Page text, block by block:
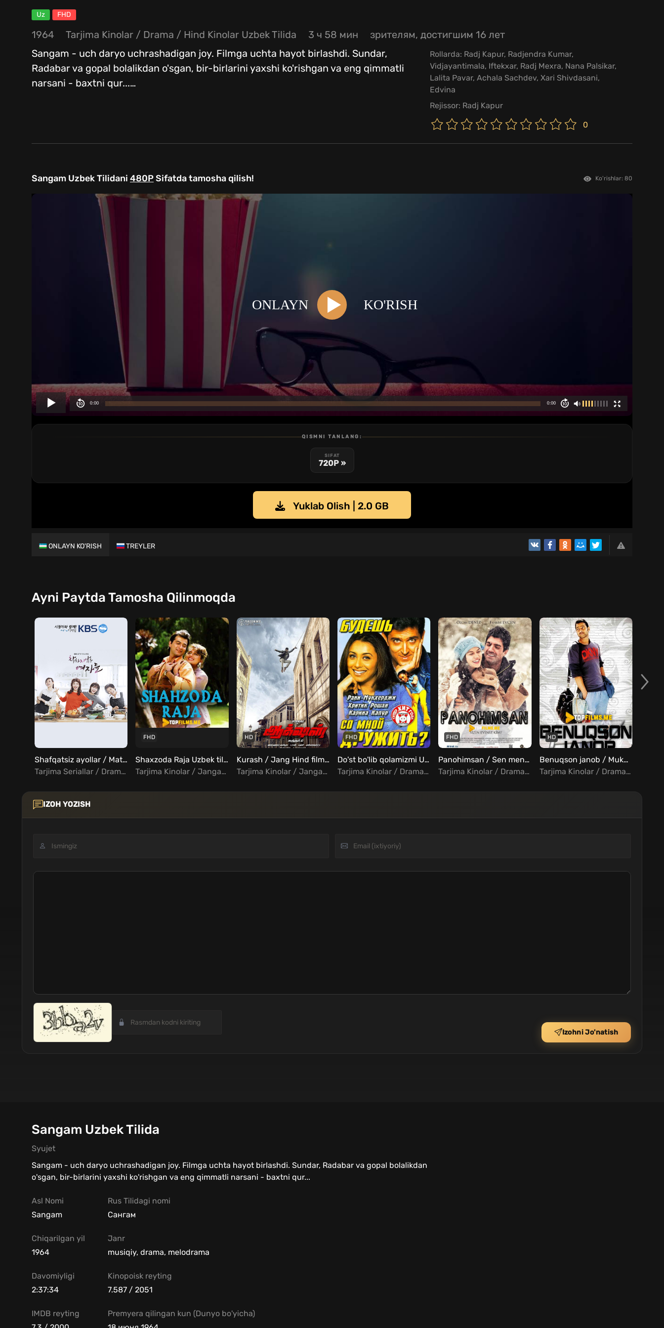
Uz FHD
1964 Tarjima Kinolar / Drama / Hind Kinolar Uzbek Tilida 3 ч 58 мин
зрителям, достигшим 16 лет
Sangam - uch daryo uchrashadigan joy. Filmga uchta hayot birlashdi. Sundar,
Radabar va gopal bolalikdan o'sgan, bir-birlarini yaxshi ko'rishgan va eng qimmatli
narsani - baxtni qur...…
Rollarda: Radj Kapur, Radjendra Kumar,
Vidjayantimala, Iftekxar, Radj Mexra, Nana Palsikar,
Lalita Pavar, Achala Sachdev, Xari Shivdasani,
Edvina
Rejissor: Radj Kapur
0
Sangam Uzbek Tilidani 480PSifatda tamosha qilish! Ko'rishlar: 80
QISMNI TANLANG:
SIFAT
720P »
Yuklab Olish | 2.0 GB
ONLAYN KO'RISH TREYLER
Ayni Paytda Tamosha Qilinmoqda
Shafqatsiz ayollar / Matonatli Ayollar 1, 2, 3, 4, 5 ... 20, 21, 22, 23, 24 qismlar Uzbek Tilida
Tarjima Seriallar / Drama / Melodrama / Xorij Seriallar Uzbek Tilida
FHD
Shaxzoda Raja Uzbek tilida
Tarjima Kinolar / Jangari / Drama / Melodrama / Hind Kinolar Uzbek Tilida
HD
Kurash / Jang Hind film Uzbek tilida
Tarjima Kinolar / Jangari / Sarguzasht / Hind Kinolar Uzbek Tilida
FHD
Do'st bo'lib qolamizmi Uzbek Tilida
Tarjima Kinolar / Drama / Komediya / Melodrama / Oilaviy / Hind Kinolar Uzbek Tilida
FHD
Panohimsan / Sen mening uyimsan Uzbek tilida
Tarjima Kinolar / Drama / Melodrama / Turk Kinolar Uzbek Tilida
HD
Benuqson janob / Mukammal janob Uzbek tilida
Tarjima Kinolar / Drama / Melodrama / Hind Kinolar Uzbek Tilida
IZOH YOZISH
Izohni Jo'natish
Sangam Uzbek Tilida
Syujet
Sangam - uch daryo uchrashadigan joy. Filmga uchta hayot birlashdi. Sundar, Radabar va gopal bolalikdan
o'sgan, bir-birlarini yaxshi ko'rishgan va eng qimmatli narsani - baxtni qur...
Asl Nomi
Sangam
Rus Tilidagi nomi
Сангам
Chiqarilgan yil
1964
Janr
musiqiy, drama, melodrama
Davomiyligi
2:37:34
Kinopoisk reyting
7.587 / 2051
IMDB reyting
Premyera qilingan kun (Dunyo bo'yicha)